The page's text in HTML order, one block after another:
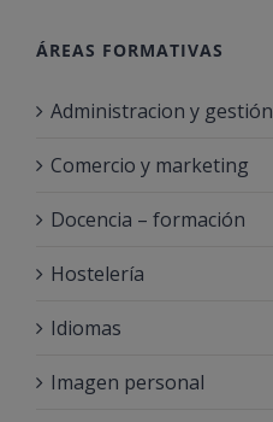
ÁREAS FORMATIVAS
Administracion y gestión
Comercio y marketing
Docencia – formación
Hostelería
Idiomas
Imagen personal